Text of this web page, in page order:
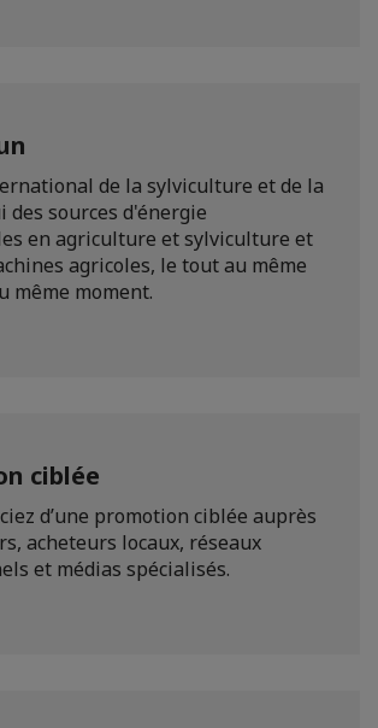
de la sylviculture et de la
des sources d'énergie
en agriculture et sylviculture et
agricoles, le tout au même
même moment.
ciblée
d’une promotion ciblée auprès
acheteurs locaux, réseaux
et médias spécialisés.